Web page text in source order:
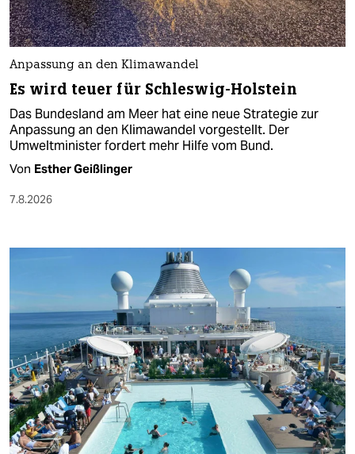
Anpassung an den Klimawandel
Es wird teuer für Schleswig-Holstein
Das Bundesland am Meer hat eine neue Strategie zur
Anpassung an den Klimawandel vorgestellt. Der
Umweltminister fordert mehr Hilfe vom Bund.
Von Esther Geißlinger
7.8.2026